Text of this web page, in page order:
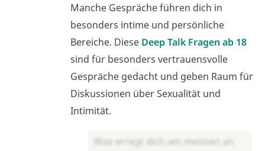
Manche Gespräche führen dich in
besonders intime und persönliche
Bereiche. Diese Deep Talk Fragen ab 18
sind für besonders vertrauensvolle
Gespräche gedacht und geben Raum für
Diskussionen über Sexualität und
Intimität.
Was erregt dich am meisten an